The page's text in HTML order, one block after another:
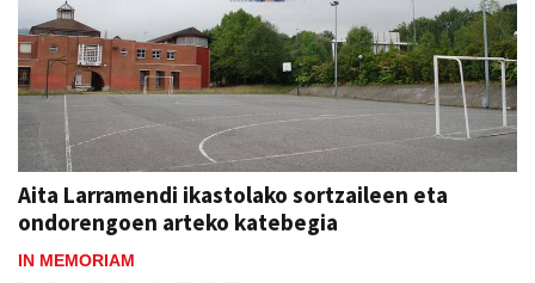
Aita Larramendi ikastolako sortzaileen eta
ondorengoen arteko katebegia
IN MEMORIAM